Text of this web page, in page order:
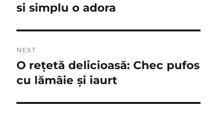
si simplu o adora
NEXT
Next
post:
O rețetă delicioasă: Chec pufos
cu lămâie și iaurt